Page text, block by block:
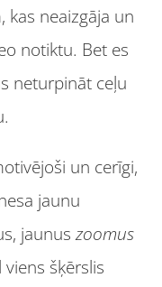
kas neaizgāja un
notiktu. Bet es
neturpināt ceļu
un cerīgi,
jaunu
jaunuszoomus
šķērslis